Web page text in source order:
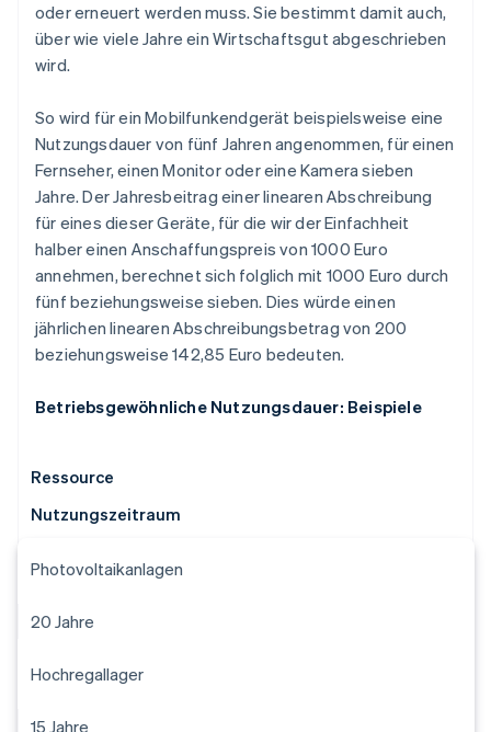
oder erneuert werden muss. Sie bestimmt damit auch,
über wie viele Jahre ein Wirtschaftsgut abgeschrieben
wird.
So wird für ein Mobilfunkendgerät beispielsweise eine
Nutzungsdauer von fünf Jahren angenommen, für einen
Fernseher, einen Monitor oder eine Kamera sieben
Jahre. Der Jahresbeitrag einer linearen Abschreibung
für eines dieser Geräte, für die wir der Einfachheit
halber einen Anschaffungspreis von 1000 Euro
annehmen, berechnet sich folglich mit 1000 Euro durch
fünf beziehungsweise sieben. Dies würde einen
jährlichen linearen Abschreibungsbetrag von 200
beziehungsweise 142,85 Euro bedeuten.
Betriebsgewöhnliche Nutzungsdauer: Beispiele
Ressource
Nutzungszeitraum
Photovoltaikanlagen
20 Jahre
Hochregallager
15 Jahre